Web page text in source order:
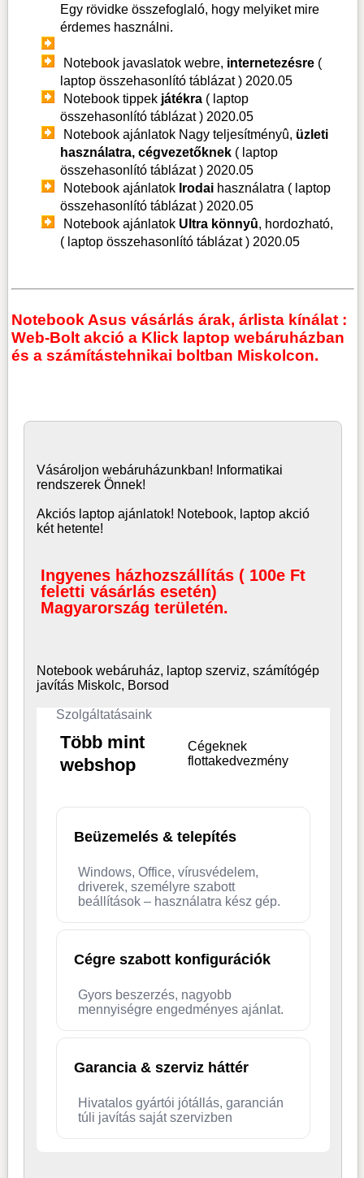
Egy rövidke összefoglaló, hogy melyiket mire
érdemes használni.
Notebook javaslatok webre, internetezésre (
laptop összehasonlító táblázat ) 2020.05
Notebook tippek játékra ( laptop
összehasonlító táblázat ) 2020.05
Notebook ajánlatok Nagy teljesítményû, üzleti
használatra, cégvezetőknek ( laptop
összehasonlító táblázat ) 2020.05
Notebook ajánlatok Irodai használatra ( laptop
összehasonlító táblázat ) 2020.05
Notebook ajánlatok Ultra könnyû, hordozható,
( laptop összehasonlító táblázat ) 2020.05
Notebook Asus vásárlás árak, árlista kínálat :
Web-Bolt akció a Klick laptop webáruházban
és a számítástehnikai boltban Miskolcon.
Vásároljonwebáruházunkban! Informatikai
rendszerek Önnek!
Akciós laptop ajánlatok! Notebook, laptop akció
két hetente!
Ingyenes házhozszállítás ( 100e Ft
feletti vásárlás esetén)
Magyarország területén.
Notebook webáruház, laptop szerviz, számítógép
javítás Miskolc, Borsod
Szolgáltatásaink
Több mint
webshop
Cégeknek
flottakedvezmény
Beüzemelés & telepítés
Windows, Office, vírusvédelem,
driverek, személyre szabott
beállítások – használatra kész gép.
Cégre szabott konfigurációk
Gyors beszerzés, nagyobb
mennyiségre engedményes ajánlat.
Garancia & szerviz háttér
Hivatalos gyártói jótállás, garancián
túli javítás saját szervizben